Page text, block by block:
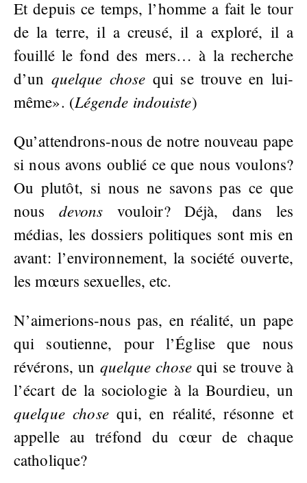
Et depuis ce temps, l’homme a fait le tour
de la terre, il a creusé, il a exploré, il a
fouillé le fond des mers… à la recherche
d’un quelque chose qui se trouve en lui-
même». (Légende indouiste)
Qu’attendrons-nous de notre nouveau pape
si nous avons oublié ce que nous voulons?
Ou plutôt, si nous ne savons pas ce que
nous devons vouloir? Déjà, dans les
médias, les dossiers politiques sont mis en
avant: l’environnement, la société ouverte,
les mœurs sexuelles, etc.
N’aimerions-nous pas, en réalité, un pape
qui soutienne, pour l’Église que nous
révérons, un quelque chosequi se trouve à
l’écart de la sociologie à la Bourdieu, un
quelque chosequi, en réalité, résonne et
appelle au tréfond du cœur de chaque
catholique?